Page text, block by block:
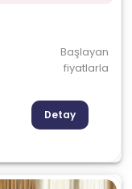
Başlayan
fiyatlarla
Detay